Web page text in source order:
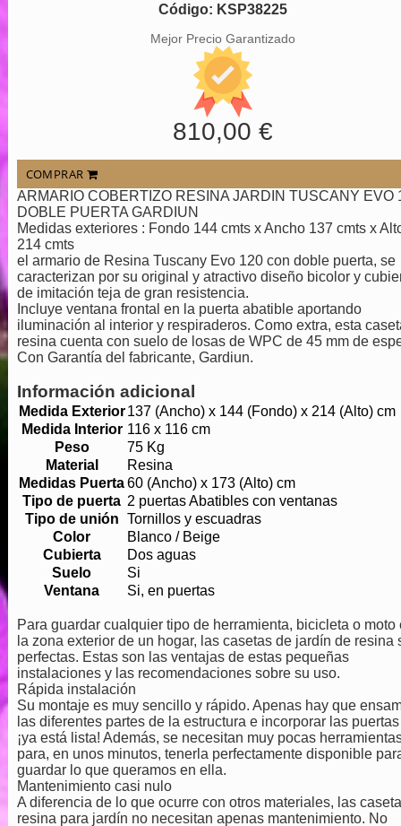
Código: KSP38225
Mejor Precio Garantizado
810,00 €
COMPRAR
ARMARIO COBERTIZO RESINA JARDIN TUSCANY EVO
DOBLE PUERTA GARDIUN
Medidas exteriores : Fondo 144 cmts x Ancho 137 cmts x
214 cmts
el armario de Resina Tuscany Evo 120 con doble puerta, se
caracterizan por su original y atractivo diseño bicolor y
de imitación teja de gran resistencia.
Incluye ventana frontal en la puerta abatible aportando
iluminación al interior y respiraderos. Como extra, esta
resina cuenta con suelo de losas de WPC de 45 mm de
Con Garantía del fabricante, Gardiun.
Información adicional
Medida Exterior 137 (Ancho) x 144 (Fondo) x 214 (Alto) cm
Medida Interior 116 x 116 cm
Peso
75 Kg
Material
Resina
Medidas Puerta60 (Ancho) x 173 (Alto) cm
Tipo de puerta 2 puertas Abatibles con ventanas
Tipo de unión Tornillos y escuadras
Color
Blanco / Beige
Cubierta
Dos aguas
Suelo
Si
Ventana
Si, en puertas
Para guardar cualquier tipo de herramienta, bicicleta o moto
la zona exterior de un hogar, las casetas de jardín de resina
perfectas. Estas son las ventajas de estas pequeñas
instalaciones y las recomendaciones sobre su uso.
Rápida instalación
Su montaje es muy sencillo y rápido. Apenas hay que
las diferentes partes de la estructura e incorporar las
¡ya está lista! Además, se necesitan muy pocas
para, en unos minutos, tenerla perfectamente disponible
guardar lo que queramos en ella.
Mantenimiento casi nulo
A diferencia de lo que ocurre con otros materiales, las
resina para jardín no necesitan apenas mantenimiento. No